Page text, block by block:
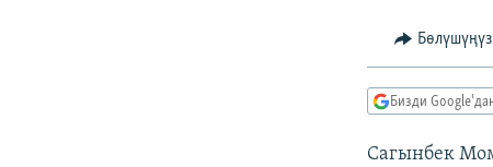
Бөлүшүңүз
Бизди
Сагынбек